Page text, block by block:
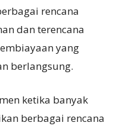
rencana
dan terencana
yang
berlangsung.
ketika banyak
berbagai rencana